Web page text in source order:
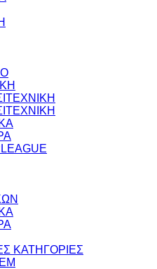
ΚΑΤΗΓΟΡΙΕΣ